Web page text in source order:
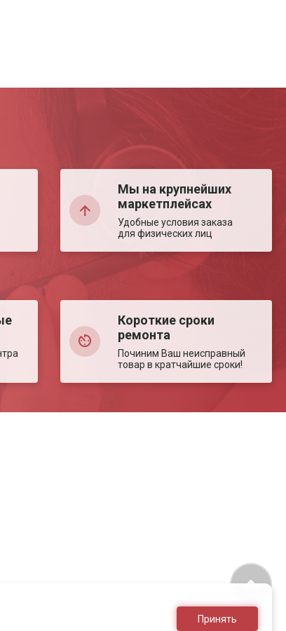
Мы на крупнейших
маркетплейсах
Удобные условия заказа
для физических лиц
Короткие сроки
ремонта
Починим Ваш неисправный
товар в кратчайшие сроки!
Принять